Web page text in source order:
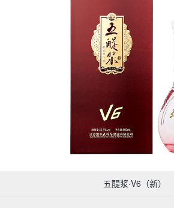
五醍浆·V6（新）